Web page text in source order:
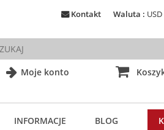
Moje konto
Waluta : USD
Kontakt
INFORMACJE BLOG